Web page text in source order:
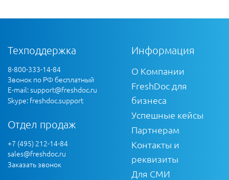
Техподдержка
8-800-333-14-84
Звонок по РФ бесплатный
E-mail:support@freshdoc.ru
Skype: freshdoc.support
Отдел продаж
+7 (495) 212-14-84
sales@freshdoc.ru
Заказать звонок
Информация
О Компании
FreshDoc для
бизнеса
Успешные кейсы
Партнерам
Контакты и
реквизиты
Для СМИ